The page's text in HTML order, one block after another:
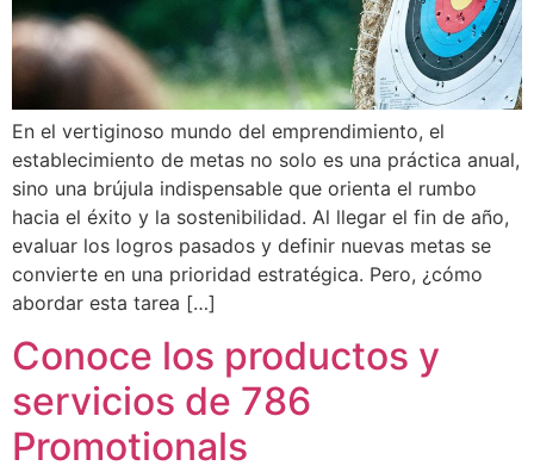
En el vertiginoso mundo del emprendimiento, el
establecimiento de metas no solo es una práctica anual,
sino una brújula indispensable que orienta el rumbo
hacia el éxito y la sostenibilidad. Al llegar el fin de año,
evaluar los logros pasados y definir nuevas metas se
convierte en una prioridad estratégica. Pero, ¿cómo
abordar esta tarea […]
Conoce los productos y
servicios de 786
Promotionals